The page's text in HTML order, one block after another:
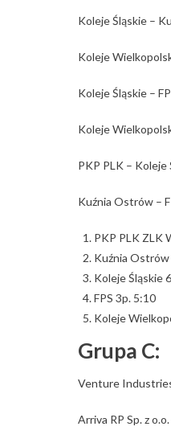
Koleje Śląskie –
Koleje
Koleje Śląskie –
Koleje
PKP PLK – Koleje
Kuźnia Ostrów –
PKP PLK ZLK
Kuźnia Ostrów
Koleje Śląskie
FPS 3p. 5:10
Koleje
Grupa C:
Venture Industries
Arriva RP Sp. z